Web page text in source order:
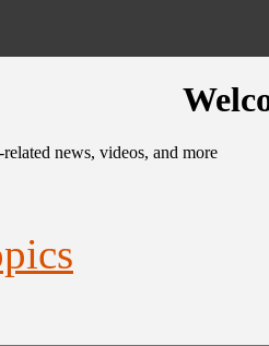
news, videos, and more